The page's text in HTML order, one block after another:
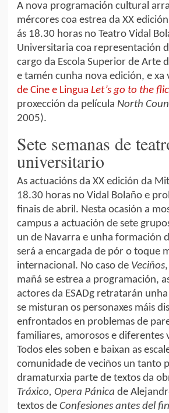
A nova programación cultural
mércores coa estrea da XX
ás 18.30 horas no Teatro Vidal
Universitaria coa representación
cargo da Escola Superior de Arte
e tamén cunha nova edición, e xa
de Cine e Lingua Let’s go to the
proxección da película North
2005).
Sete semanas de
universitario
As actuacións da XX edición da
18.30 horas no Vidal Bolaño e
finais de abril. Nesta ocasión a
campus a actuación de sete
un de Navarra e unha formación
será a encargada de pór o toque
internacional. No caso de Veciños
mañá se estrea a programación,
actores da ESADg retratarán
se misturan os personaxes máis
enfrontados en problemas de
familiares, amorosos e diferentes
Todos eles soben e baixan as
comunidade de veciños un tanto
dramaturxia parte de textos da
Tráxico, Opera Pánica de
textos de Confesiones antes del